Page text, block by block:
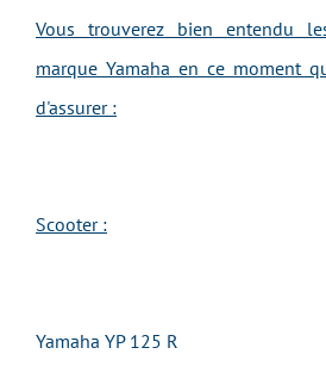
Vous trouverez bien entendu
marque Yamaha en ce moment
d'assurer :
Scooter :
Yamaha YP 125 R